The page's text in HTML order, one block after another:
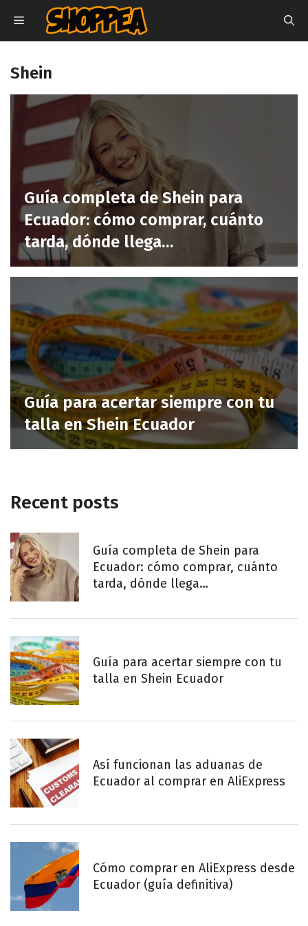
contenido
MENU
Shein
Guía completa de Shein para
Ecuador: cómo comprar, cuánto
tarda, dónde llega…
Guía para acertar siempre con tu
talla en Shein Ecuador
Recent posts
Guía completa de Shein para
Ecuador: cómo comprar, cuánto
tarda, dónde llega…
Guía para acertar siempre con tu
talla en Shein Ecuador
Así funcionan las aduanas de
Ecuador al comprar en AliExpress
Cómo comprar en AliExpress desde
Ecuador (guía definitiva)